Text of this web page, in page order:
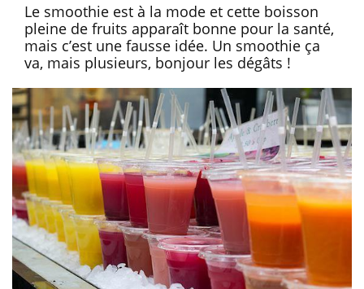
Le smoothie est à la mode et cette boisson
pleine de fruits apparaît bonne pour la santé,
mais c’est une fausse idée. Un smoothie ça
va, mais plusieurs, bonjour les dégâts !